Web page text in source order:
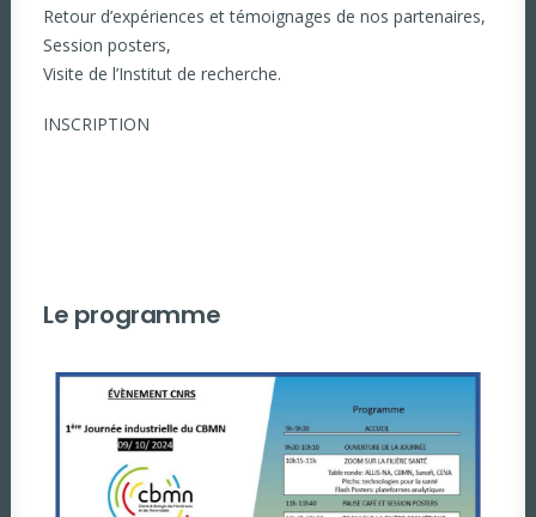
Retour d’expériences et témoignages de nos partenaires,
Session posters,
Visite de l’Institut de recherche.
INSCRIPTION
Le programme